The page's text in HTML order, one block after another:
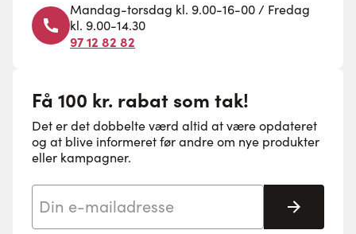
Mandag-torsdag kl. 9.00-16-00 / Fredag
kl. 9.00-14.30
97 12 82 82
Få 100 kr. rabat som tak!
Det er det dobbelte værd altid at være opdateret
og at blive informeret før andre om nye produkter
eller kampagner.
Tilmeld